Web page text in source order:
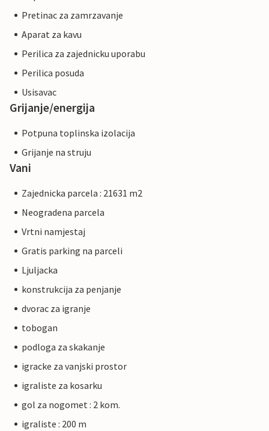
Pretinac za zamrzavanje
Aparat za kavu
Perilica za zajednicku uporabu
Perilica posuda
Usisavac
Grijanje/energija
Potpuna toplinska izolacija
Grijanje na struju
Vani
Zajednicka parcela : 21631 m2
Neogradena parcela
Vrtni namjestaj
Gratis parking na parceli
Ljuljacka
konstrukcija za penjanje
dvorac za igranje
tobogan
podloga za skakanje
igracke za vanjski prostor
igraliste za kosarku
gol za nogomet : 2 kom.
igraliste : 200 m